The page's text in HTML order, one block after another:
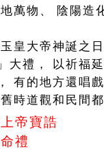
萬物、 陰陽造
皇大帝神誕之
大禮， 以祈福
有的地方還唱
時道觀和民間
帝寶誥
禮